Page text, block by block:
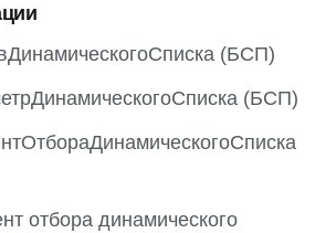
(БСП)
(БСП)
отбора динамического